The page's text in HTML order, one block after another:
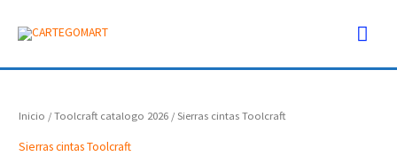
Inicio /Toolcraft catalogo 2026 / Sierras cintas Toolcraft
Sierras cintas Toolcraft